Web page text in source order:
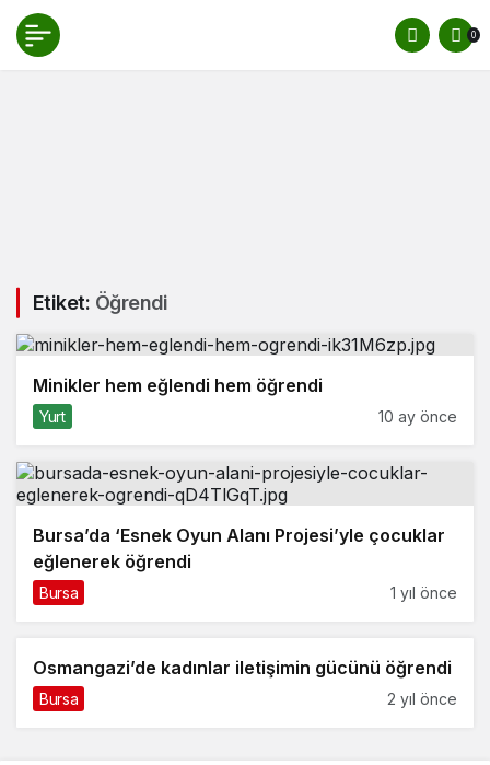
0
Etiket: Öğrendi
Minikler hem eğlendi hem öğrendi
Yurt 10 ay önce
Bursa’da ‘Esnek Oyun Alanı Projesi’yle çocuklar
eğlenerek öğrendi
Bursa 1 yıl önce
Osmangazi’de kadınlar iletişimin gücünü öğrendi
Bursa 2 yıl önce